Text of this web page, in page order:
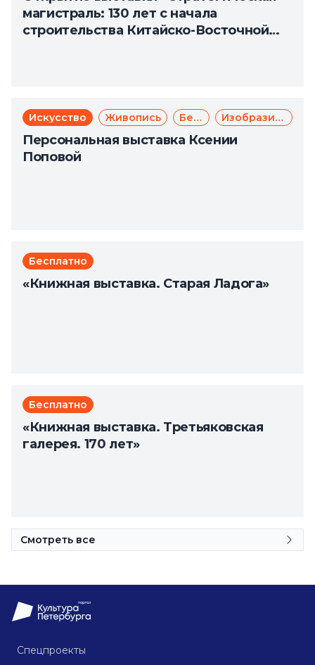
магистраль: 130 лет с начала
строительства Китайско-Восточной
Искусство Живопись Бесплатно Изобразительное искусство
Персональная выставка Ксении
Поповой
Бесплатно
«Книжная выставка. Старая Ладога»
Бесплатно
«Книжная выставка. Третьяковская
галерея. 170 лет»
Смотреть все
Спецпроекты